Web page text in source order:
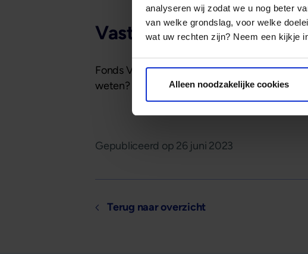
analyseren wij zodat we u nog beter
van welke grondslag, voor welke
wat uw rechten zijn? Neem een kijkje
Alleen noodzakelijke cookies
Vastgoedfonds versus
Fonds V is nog tot en met 7 juli geopend
weten? Ga naarMogelijk Zakelijke
Gepubliceerd op 26 juni 2023
Terug naar overzicht